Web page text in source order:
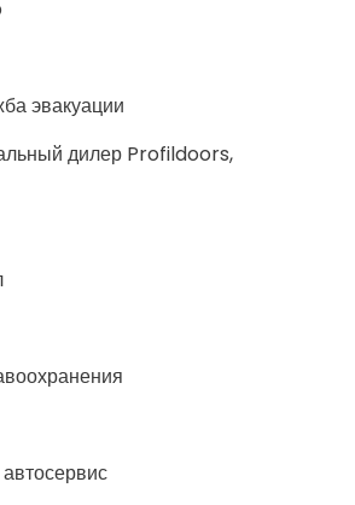
эвакуации
дилер Profildoors,